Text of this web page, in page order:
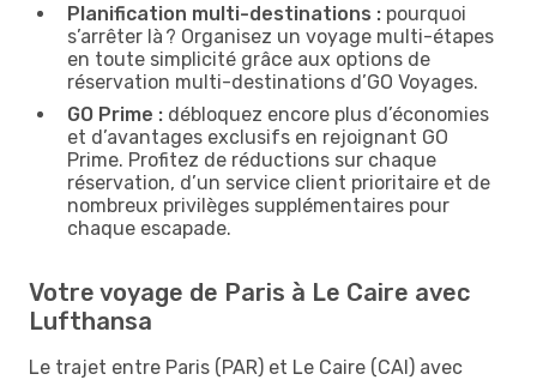
Planification multi-destinations : pourquoi
s’arrêter là ? Organisez un voyage multi-étapes
en toute simplicité grâce aux options de
réservation multi-destinations d’GO Voyages.
GO Prime : débloquez encore plus d’économies
et d’avantages exclusifs en rejoignant GO
Prime. Profitez de réductions sur chaque
réservation, d’un service client prioritaire et de
nombreux privilèges supplémentaires pour
chaque escapade.
Votre voyage de Paris à Le Caire avec
Lufthansa
Le trajet entre Paris (PAR) et Le Caire (CAI) avec